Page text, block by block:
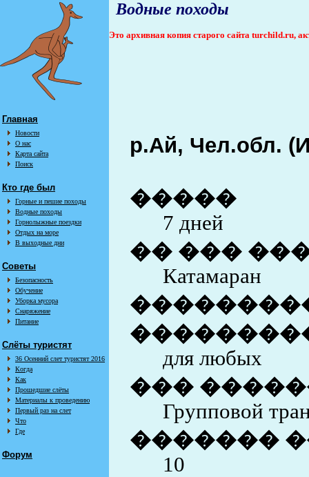
Главная
Новости
О нас
Карта сайта
Поиск
Кто где был
Горные и пешие походы
Водные походы
Горнолыжные поездки
Отдых на море
В выходные дни
Советы
Безопасность
Обучение
Уборка мусора
Снаряжение
Питание
Слёты туристят
36 Осенний слет туристят 2016
Когда
Как
Прошедшие слёты
Материалы к проведению
Первый раз на слет
Что
Где
Форум
Водные походы
Это архивная копия старого сайта turchild.ru,
р.Ай, Чел.обл.
�����
7 дней
�� ���
Катамаран
для любых
���
Групповой
�������
10